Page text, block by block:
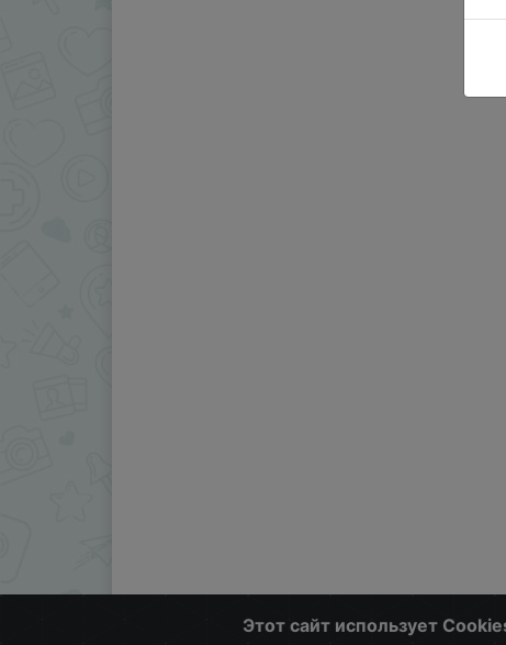
Этот сайт использует